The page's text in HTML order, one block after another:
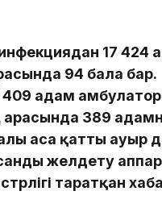
инфекциядан 17
94 бала бар.
адам
389
аса қатты ауыр
желдету
таратқан